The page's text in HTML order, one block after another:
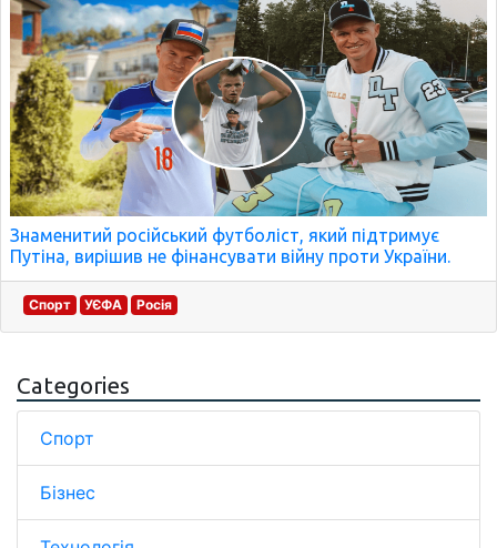
Знаменитий російський футболіст, який підтримує
Путіна, вирішив не фінансувати війну проти України.
Спорт УЄФА Росія
Categories
Спорт
Бізнес